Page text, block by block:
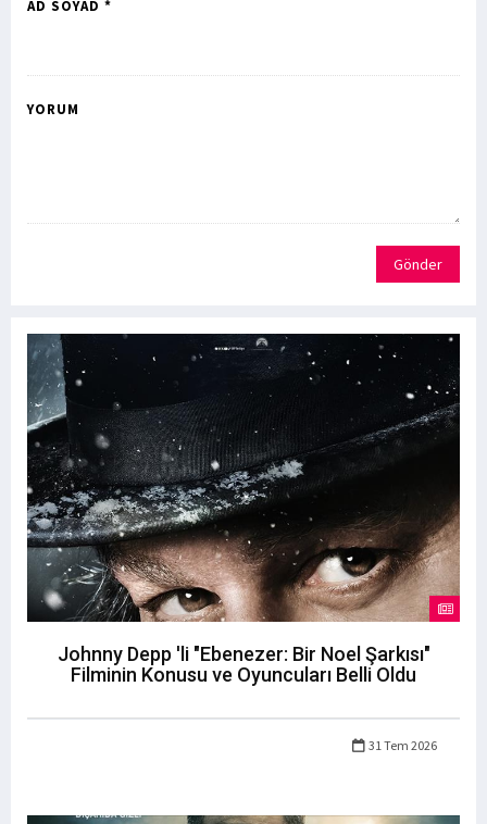
AD SOYAD *
YORUM
Gönder
Johnny Depp 'li "Ebenezer: Bir Noel Şarkısı"
Filminin Konusu ve Oyuncuları Belli Oldu
31 Tem 2026